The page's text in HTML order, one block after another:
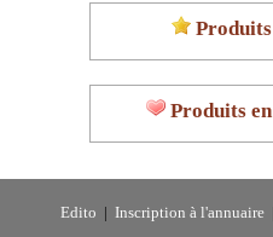
Produits
Edito Inscription à l'annuaire